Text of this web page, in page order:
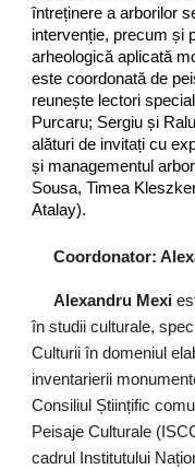
întreținere a arborilor
intervenție, precum și
arheologică aplicată
este coordonată de
reunește lectori
Purcaru; Sergiu și
alături de invitați cu
și managementul
Sousa, Timea
Atalay).
Coordonator:
Alexandru Mexi
în studii culturale,
Culturii în domeniul
inventarierii
Consiliul Științific
Peisaje Culturale
cadrul Institutului